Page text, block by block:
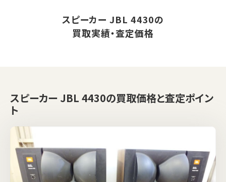
スピーカー JBL 4430の
買取実績・査定価格
スピーカー JBL 4430の買取価格と査定ポイン
ト